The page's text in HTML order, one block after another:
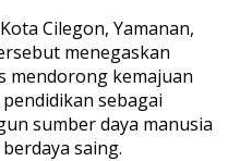
Cilegon, Yamanan,
menegaskan
mendorong kemajuan
sebagai
sumber daya manusia
saing.